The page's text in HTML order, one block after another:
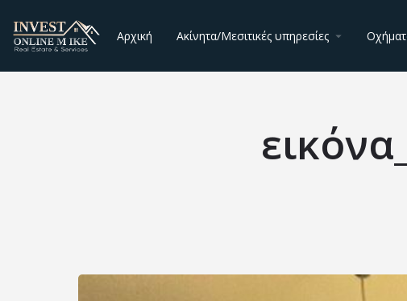
Αρχική Ακίνητα/Μεσιτικές υπηρεσίες